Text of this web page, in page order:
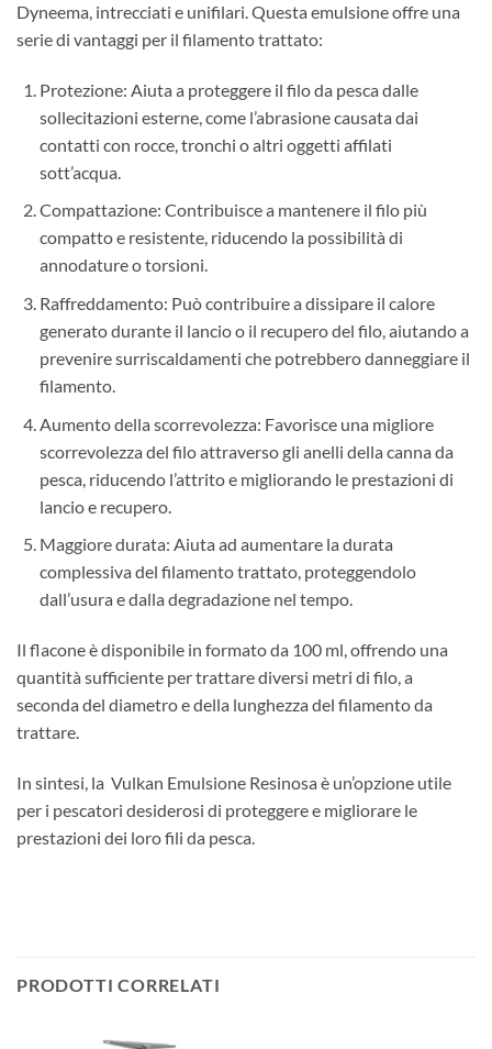
Dyneema, intrecciati e unifilari. Questa emulsione offre una
serie di vantaggi per il filamento trattato:
Protezione: Aiuta a proteggere il filo da pesca dalle
sollecitazioni esterne, come l’abrasione causata dai
contatti con rocce, tronchi o altri oggetti affilati
sott’acqua.
Compattazione: Contribuisce a mantenere il filo più
compatto e resistente, riducendo la possibilità di
annodature o torsioni.
Raffreddamento: Può contribuire a dissipare il calore
generato durante il lancio o il recupero del filo, aiutando a
prevenire surriscaldamenti che potrebbero danneggiare il
filamento.
Aumento della scorrevolezza: Favorisce una migliore
scorrevolezza del filo attraverso gli anelli della canna da
pesca, riducendo l’attrito e migliorando le prestazioni di
lancio e recupero.
Maggiore durata: Aiuta ad aumentare la durata
complessiva del filamento trattato, proteggendolo
dall’usura e dalla degradazione nel tempo.
Il flacone è disponibile in formato da 100 ml, offrendo una
quantità sufficiente per trattare diversi metri di filo, a
seconda del diametro e della lunghezza del filamento da
trattare.
In sintesi, la Vulkan Emulsione Resinosa è un’opzione utile
per i pescatori desiderosi di proteggere e migliorare le
prestazioni dei loro fili da pesca.
PRODOTTI CORRELATI